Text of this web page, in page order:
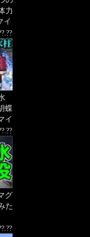
力
イ
蝶
イ
グ
た